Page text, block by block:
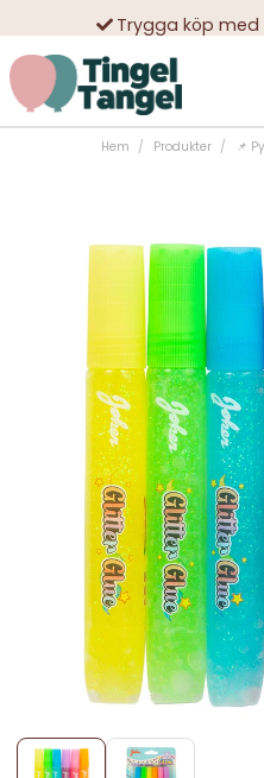
Trygga köp med
10 000-tals
Hem Produkter 📌